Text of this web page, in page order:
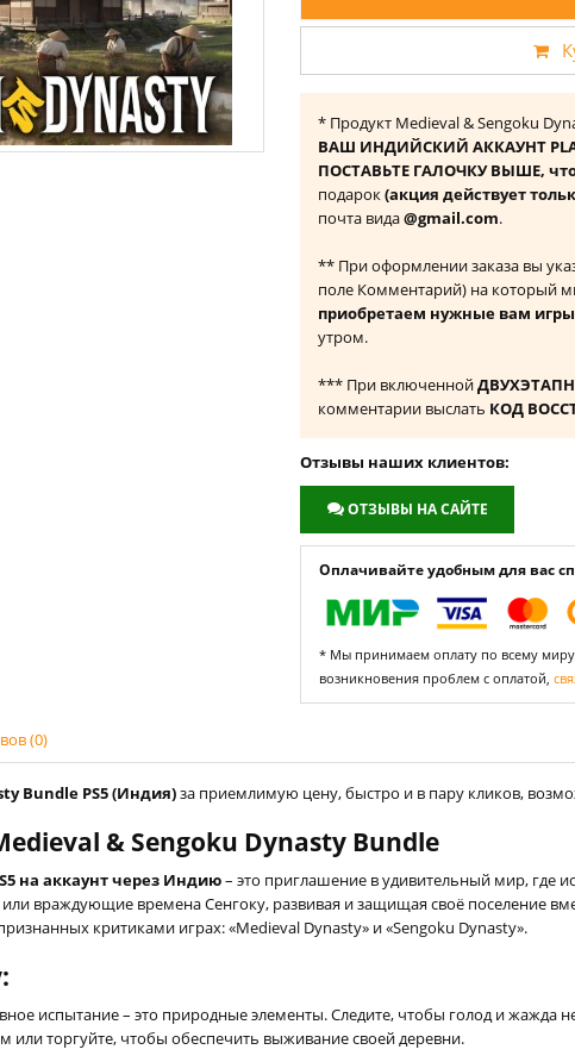
* Продукт Medieval & Sengoku
ВАШ ИНДИЙСКИЙ АККАУНТ
ПОСТАВЬТЕ ГАЛОЧКУ ВЫШЕ, что
подарок(акция действует
почта вида@gmail.com.
** При оформлении заказа вы
поле Комментарий) на который
приобретаем нужные вам игры
утром.
*** При включенной
комментарии выслать КОД
Отзывы наших клиентов:
ОТЗЫВЫ НА САЙТЕ
Оплачивайте удобным для вас
* Мы принимаем оплату по всему
возникновения проблем с оплатой,
(0)
Bundle PS5 (Индия)за приемлимую цену, быстро и в пару кликов,
& Sengoku Dynasty Bundle
на аккаунт через Индию– это приглашение в удивительный мир, где
враждующие времена Сенгоку, развивая и защищая своё поселение
критиками играх: «Medieval Dynasty» и «Sengoku Dynasty».
испытание – это природные элементы. Следите, чтобы голод и
или торгуйте, чтобы обеспечить выживание своей деревни.